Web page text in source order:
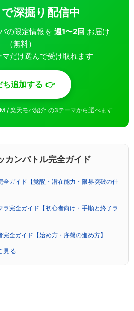
で深掘り配信中
の限定情報を 週1〜2回 お届け
（無料）
だけ選んで受け取れます
ち追加する 👉
/ 楽天モバ紹介 の3テーマから選べます
カンバトル完全ガイド
ガイド【覚醒・潜在能力・限界突破の仕
完全ガイド【初心者向け・手順と終了ラ
全ガイド【始め方・序盤の進め方】
見る